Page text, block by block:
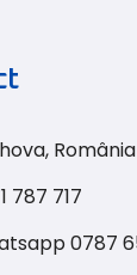
787 717
0787